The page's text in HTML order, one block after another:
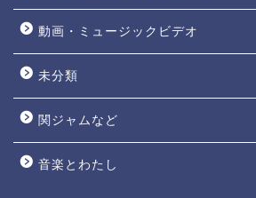
動画・ミュージックビデオ
未分類
関ジャムなど
音楽とわたし